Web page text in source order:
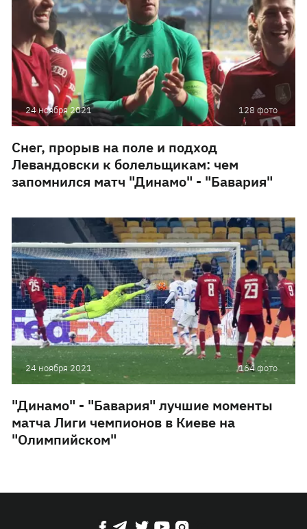
24 ноября 2021 128 фото
Снег, прорыв на поле и подход
Левандовски к болельщикам: чем
запомнился матч "Динамо" - "Бавария"
24 ноября 2021 164 фото
"Динамо" - "Бавария" лучшие моменты
матча Лиги чемпионов в Киеве на
"Олимпийском"